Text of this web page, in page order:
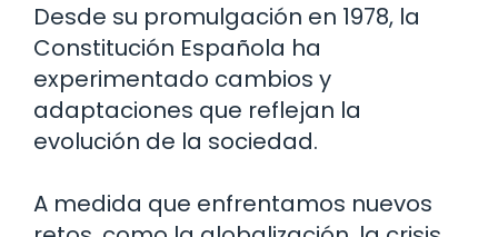
Desde su promulgación en 1978, la
Constitución Española ha
experimentado cambios y
adaptaciones que reflejan la
evolución de la sociedad.
A medida que enfrentamos nuevos